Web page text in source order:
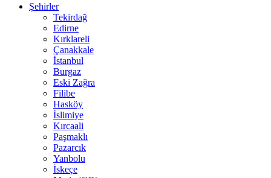
Şehirler
Tekirdağ
Edirne
Kırklareli
Çanakkale
İstanbul
Burgaz
Eski Zağra
Filibe
Hasköy
İslimiye
Kırcaali
Paşmaklı
Pazarcık
Yanbolu
İskeçe